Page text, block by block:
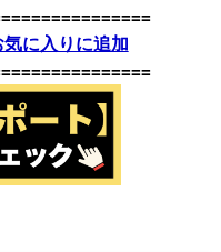
に入りに追加